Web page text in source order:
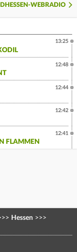
WEBRADIO
13:25
12:48
12:44
12:42
FLAMMEN
12:41
Hessen >>>